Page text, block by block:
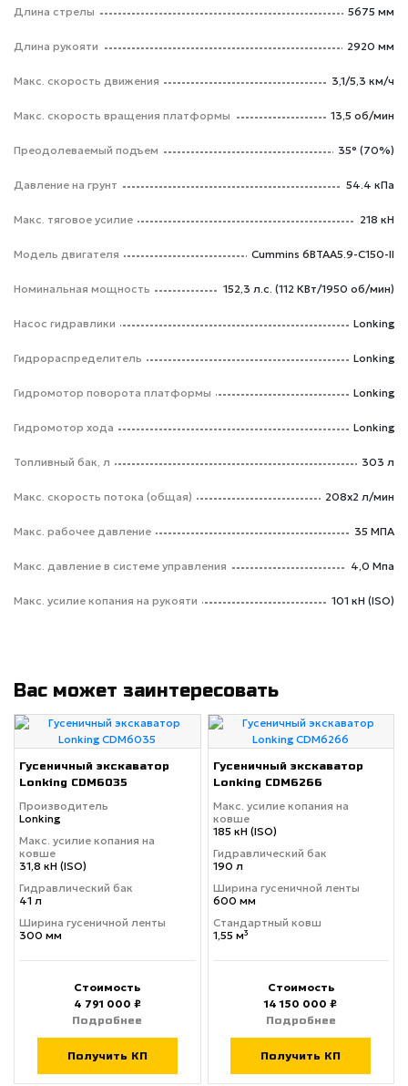
Длина стрелы 5675 мм
Длина рукояти 2920 мм
Макс. скорость движения 3,1/5,3 км/ч
Макс. скорость вращения платформы 13,5 об/мин
Преодолеваемый подъем 35° (70%)
Давление на грунт 54.4 кПа
Макс. тяговое усилие 218 кН
Модель двигателя Cummins 6BTAA5.9-C150-II
Номинальная мощность 152,3 л.с. (112 КВт/1950 об/мин)
Насос гидравлики Lonking
Гидрораспределитель Lonking
Гидромотор поворота платформы Lonking
Гидромотор хода Lonking
Топливный бак, л 303 л
Макс. скорость потока (общая) 208х2 л/мин
Макс. рабочее давление 35 МПА
Макс. давление в системе управления 4,0 Мпа
Макс. усилие копания на рукояти 101 кН (ISO)
Вас может заинтересовать
Гусеничный экскаватор
Lonking CDM6035
Производитель
Lonking
Макс. усилие копания на
ковше
31,8 кН (ISO)
Гидравлический бак
41 л
Ширина гусеничной ленты
300 мм
Стоимость
4 791 000 ₽
Подробнее
Получить КП
Гусеничный экскаватор
Lonking CDM6266
Макс. усилие копания на
ковше
185 кН (ISO)
Гидравлический бак
190 л
Ширина гусеничной ленты
600 мм
Стандартный ковш
1,55 м³
Стоимость
14 150 000 ₽
Подробнее
Получить КП